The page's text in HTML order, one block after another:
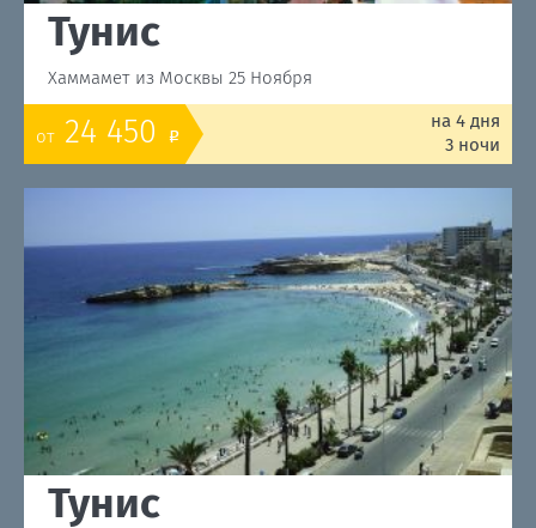
Тунис
Хаммамет из Москвы 25 Ноября
от 24 450 o
на 4 дня
3 ночи
Тунис